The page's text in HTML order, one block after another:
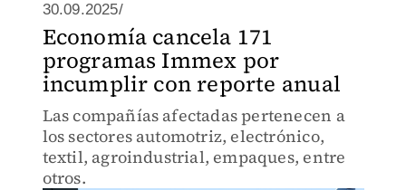
30.09.2025/
Economía cancela 171
programas Immex por
incumplir con reporte anual
Las compañías afectadas pertenecen a
los sectores automotriz, electrónico,
textil, agroindustrial, empaques, entre
otros.